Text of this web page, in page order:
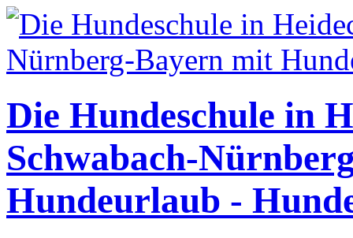
Die Hundeschule in
Schwabach-
Hundeurlaub -